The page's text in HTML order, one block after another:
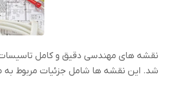
نقشه های مهندسی دقیق و کامل تاسیسات
شد. این نقشه ها شامل جزئیات مربوط به